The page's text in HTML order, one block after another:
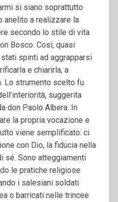
si siano soprattutto
anelito a realizzare la
secondo lo stile di vita
Bosco. Così, quasi
spinti ad aggrapparsi
e chiarirla, a
Lo strumento scelto fu
suggerita
don Paolo Albera. In
la propria vocazione e
viene semplificato: ci
con Dio, la fiducia nella
sé. Sono atteggiamenti
le pratiche religiose
i salesiani soldati
o barricati nelle trincee